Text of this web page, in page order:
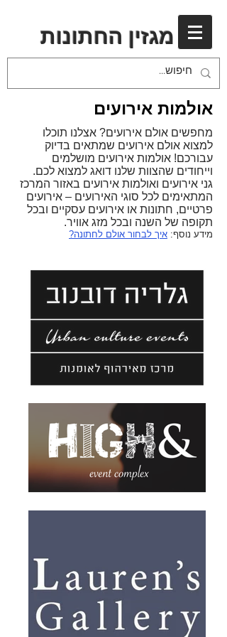
מגזין החתונות
אולמות אירועים
מחפשים אולם אירועים? אצלנו תוכלו
למצוא אולם אירועים שמתאים בדיוק
עבורכם! אולמות אירועים מושלמים
וייחודים שהצוות שלנו דואג למצוא לכם.
גני אירועים ואולמות אירועים באזור המרכז
המתאימים לכל סוגי האירועים – אירועים
פרטיים, חתונות או אירועים עסקיים ובכל
תקופה של השנה ובכל מזג אוויר.
מידע נוסף: איך לבחור אולם לחתונה?